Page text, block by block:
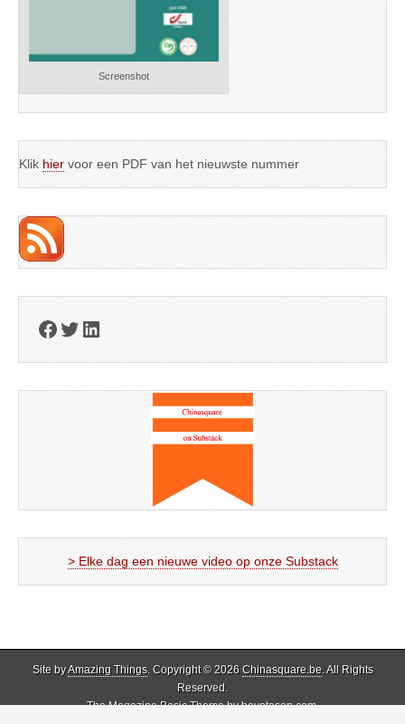
Screenshot
Klik hier voor een PDF van het nieuwste nummer
Facebook
Twitter
LinkedIn
> Elke dag een nieuwe video op onze Substack
Site byAmazing Things. Copyright © 2026 Chinasquare.be. All Rights
Reserved.
The Magazine Basic Theme bybavotasan.com.